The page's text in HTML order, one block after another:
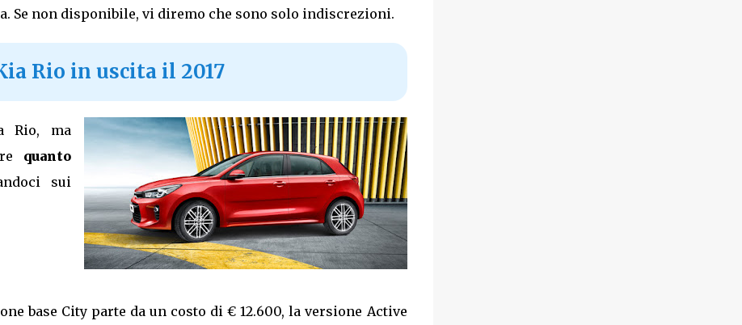
Se non disponibile, vi diremo che sono solo indiscrezioni.
Rio in uscita il 2017
Rio, ma
quanto
sui
base City parte da un costo di € 12.600, la versione Active